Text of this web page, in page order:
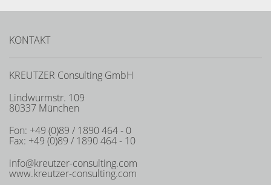
KONTAKT
KREUTZER Consulting GmbH
Lindwurmstr. 109
80337 München
Fon: +49 (0)89 / 1890 464 - 0
Fax: +49 (0)89 / 1890 464 - 10
info@kreutzer-consulting.com
www.kreutzer-consulting.com